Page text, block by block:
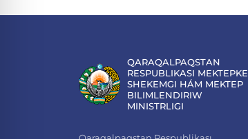
QARAQALPAQSTAN
RESPUBLIKASI MEKTEPKE
SHEKEMGI HÁM MEKTEP
BILIMLENDIRIW
MINISTRLIGI